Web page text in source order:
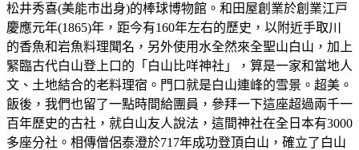
松井秀喜(美能市出身)的棒球博物館。和田屋創業於創業江戸
慶應元年(1865)年，距今有160年左右的歷史，以附近手取川
的香魚和岩魚料理聞名，另外使用水全然來全聖山白山，加上
緊臨古代白山登上口的「白山比咩神社」，算是一家和當地人
文、土地結合的老料理宿。門口就是白山連峰的雪景。超美。
飯後，我們也留了一點時間給團員，參拜一下這座超過兩千一
百年歷史的古社，就白山友人說法，這間神社在全日本有3000
多座分社。相傳僧侶泰澄於717年成功登頂白山，確立了白山